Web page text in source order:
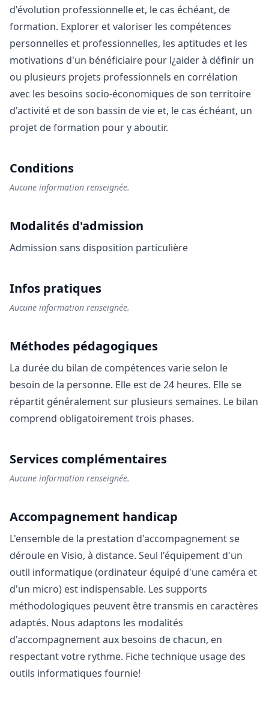
d'évolution professionnelle et, le cas échéant, de
formation. Explorer et valoriser les compétences
personnelles et professionnelles, les aptitudes et les
motivations d'un bénéficiaire pour l¿aider à définir un
ou plusieurs projets professionnels en corrélation
avec les besoins socio-économiques de son territoire
d'activité et de son bassin de vie et, le cas échéant, un
projet de formation pour y aboutir.
Conditions
Aucune information renseignée.
Modalités d'admission
Admission sans disposition particulière
Infos pratiques
Aucune information renseignée.
Méthodes pédagogiques
La durée du bilan de compétences varie selon le
besoin de la personne. Elle est de 24 heures. Elle se
répartit généralement sur plusieurs semaines. Le bilan
comprend obligatoirement trois phases.
Services complémentaires
Aucune information renseignée.
Accompagnement handicap
L'ensemble de la prestation d'accompagnement se
déroule en Visio, à distance. Seul l'équipement d'un
outil informatique (ordinateur équipé d'une caméra et
d'un micro) est indispensable. Les supports
méthodologiques peuvent être transmis en caractères
adaptés. Nous adaptons les modalités
d'accompagnement aux besoins de chacun, en
respectant votre rythme. Fiche technique usage des
outils informatiques fournie!